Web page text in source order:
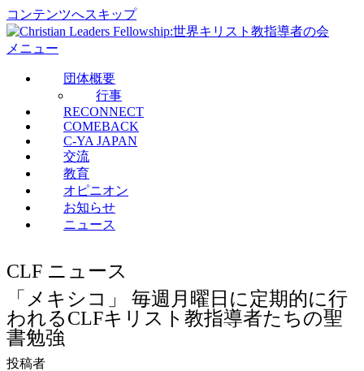
コンテンツへスキップ
メニュー
団体概要
行事
RECONNECT
COMEBACK
C-YA JAPAN
交流
教育
オピニオン
お知らせ
ニュース
CLF ニュース
「メキシコ」 毎週月曜日に定期的に行
われるCLFキリスト教指導者たちの聖
書勉強
投稿者